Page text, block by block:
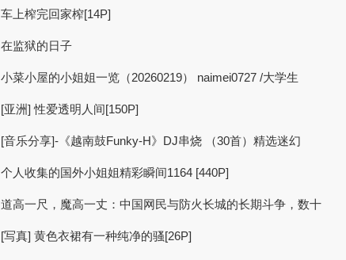
车上榨完回家榨[14P]
在监狱的日子
小菜小屋的小姐姐一览（20260219） naimei0727 /大学生
[亚洲] 性爱透明人间[150P]
[音乐分享]-《越南鼓Funky-H》DJ串烧 （30首）精选迷幻
个人收集的国外小姐姐精彩瞬间1164 [440P]
道高一尺，魔高一丈：中国网民与防火长城的长期斗争，数十
[写真] 黄色衣裙有一种纯净的骚[26P]